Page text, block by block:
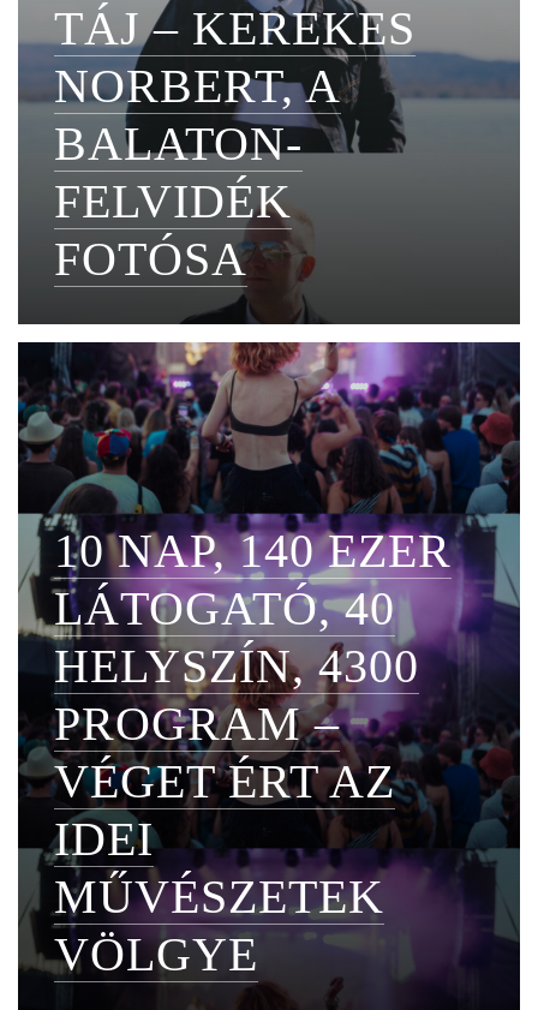
TÁJ – KEREKES
NORBERT, A
BALATON-
FELVIDÉK
FOTÓSA
10 NAP, 140 EZER
LÁTOGATÓ, 40
HELYSZÍN, 4300
PROGRAM –
VÉGET ÉRT AZ
IDEI
MŰVÉSZETEK
VÖLGYE